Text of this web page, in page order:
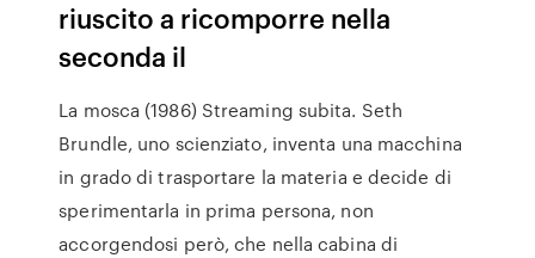
riuscito a ricomporre nella
seconda il
La mosca (1986) Streaming subita. Seth
Brundle, uno scienziato, inventa una macchina
in grado di trasportare la materia e decide di
sperimentarla in prima persona, non
accorgendosi però, che nella cabina di